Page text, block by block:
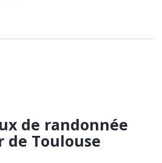
de randonnée
de Toulouse